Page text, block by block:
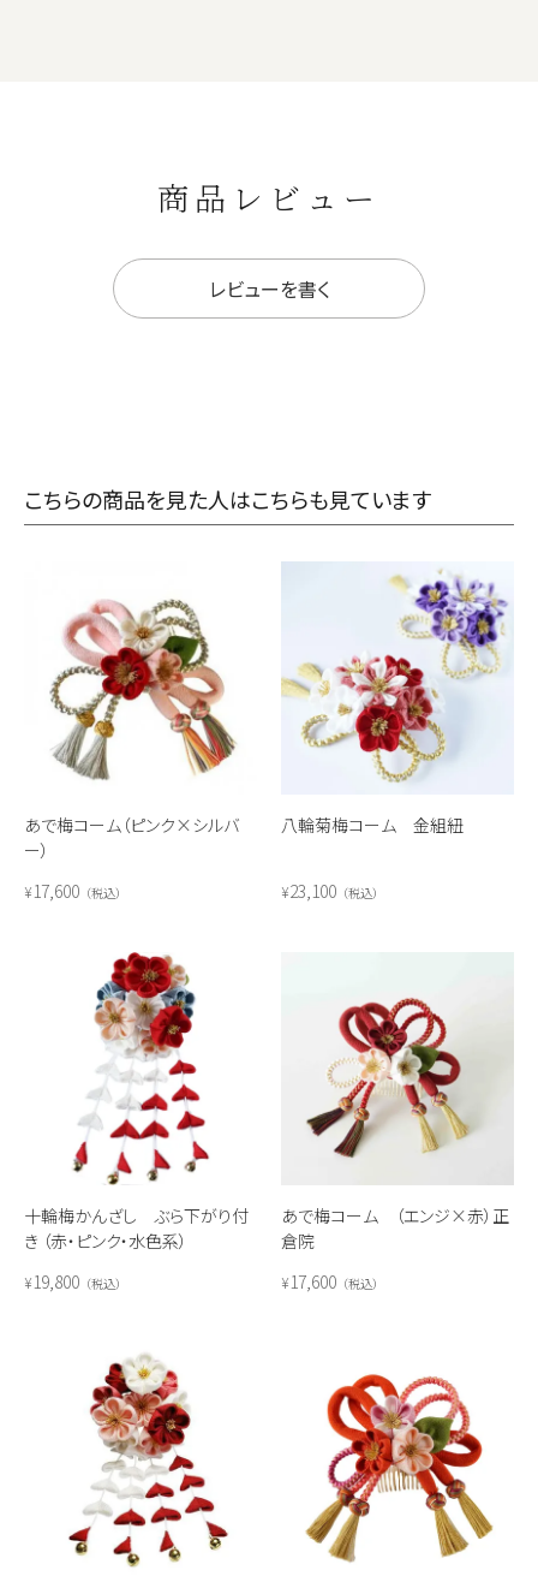
商品レビュー
レビューを書く
こちらの商品を見た人はこちらも見ています
あで梅コーム（ピンク×シルバ
ー）
¥17,600 税込
八輪菊梅コーム 金組紐
¥23,100 税込
十輪梅かんざし ぶら下がり付
き （赤・ピンク・水色系）
¥19,800 税込
あで梅コーム （エンジ×赤）正
倉院
¥17,600 税込